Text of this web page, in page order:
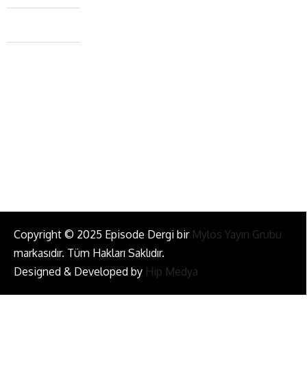
Caferağa Mah. Dr. Şakir Paşa Sok. No3/A Kadıköy İstanbul
+90 543 345 46 00
Copyright © 2025 Episode Dergi bir Mylos Yayın Grubu
markasıdır. Tüm Hakları Saklıdır.
Designed & Developed by Hip Medya